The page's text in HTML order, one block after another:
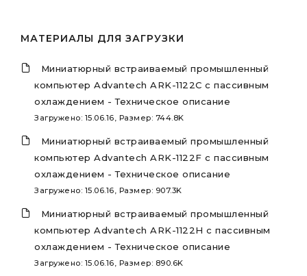
МАТЕРИАЛЫ ДЛЯ ЗАГРУЗКИ
Миниатюрный встраиваемый промышленный
компьютер Advantech ARK-1122C с пассивным
охлаждением - Техническое описание
Загружено: 15.06.16, Размер: 744.8K
Миниатюрный встраиваемый промышленный
компьютер Advantech ARK-1122F с пассивным
охлаждением - Техническое описание
Загружено: 15.06.16, Размер: 907.3K
Миниатюрный встраиваемый промышленный
компьютер Advantech ARK-1122H с пассивным
охлаждением - Техническое описание
Загружено: 15.06.16, Размер: 890.6K